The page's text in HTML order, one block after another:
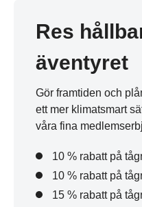
Res
äventyret
Gör framtiden och
ett mer klimatsmart
våra fina
10 % rabatt på
10 % rabatt på
15 % rabatt på